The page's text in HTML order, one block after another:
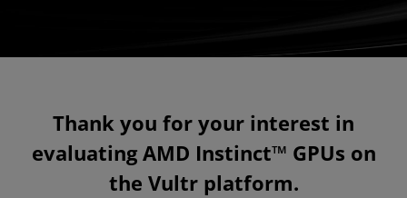
Thank you for your interest in
evaluating AMD Instinct™ GPUs on
the Vultr platform.